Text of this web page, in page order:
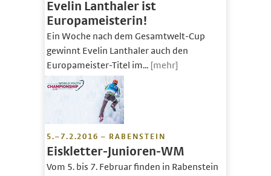
Evelin Lanthaler ist
Europameisterin!
Ein Woche nach dem Gesamtwelt-Cup
gewinnt Evelin Lanthaler auch den
Europameister-Titel im... [mehr]
5.–7.2.2016 – RABENSTEIN
Eiskletter-Junioren-WM
Vom 5. bis 7. Februar finden in Rabenstein